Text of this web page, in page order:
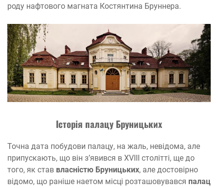
роду нафтового магната Костянтина Бруннера.
Історія палацу Бруницьких
Точна дата побудови палацу, на жаль, невідома, але
припускають, що він з’явився в XVIII столітті, ще до
того, як став власністю Бруницьких, але достовірно
відомо, що раніше наетом місці розташовувався палац